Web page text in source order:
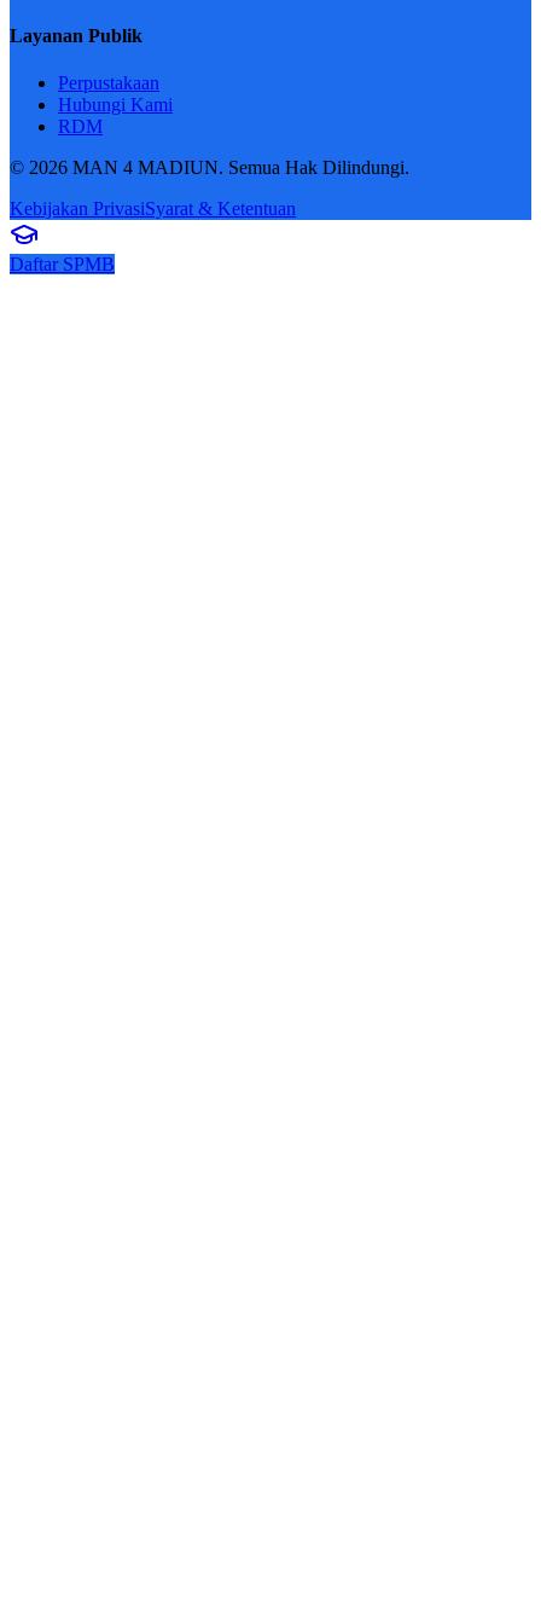
Layanan Publik
Perpustakaan
Hubungi Kami
RDM
© 2026 MAN 4 MADIUN. Semua Hak Dilindungi.
Kebijakan PrivasiSyarat & Ketentuan
Daftar SPMB